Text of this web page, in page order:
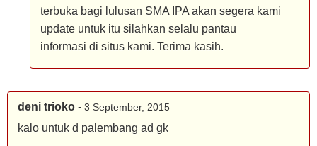
terbuka bagi lulusan SMA IPA akan segera kami
update untuk itu silahkan selalu pantau
informasi di situs kami. Terima kasih.
deni trioko - 3 September, 2015
kalo untuk d palembang ad gk